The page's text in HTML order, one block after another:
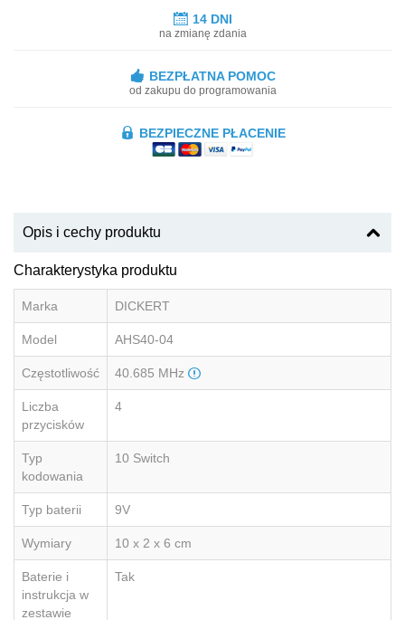
14 DNI
na zmianę zdania
BEZPŁATNA POMOC
od zakupu do programowania
BEZPIECZNE PŁACENIE
Opis i cechy produktu
Charakterystyka produktu
Marka DICKERT
Model AHS40-04
Częstotliwość 40.685 MHz
Liczba
przycisków
4
Typ
kodowania
10 Switch
Typ baterii 9V
Wymiary 10 x 2 x 6 cm
Baterie i
instrukcja w
zestawie
Tak